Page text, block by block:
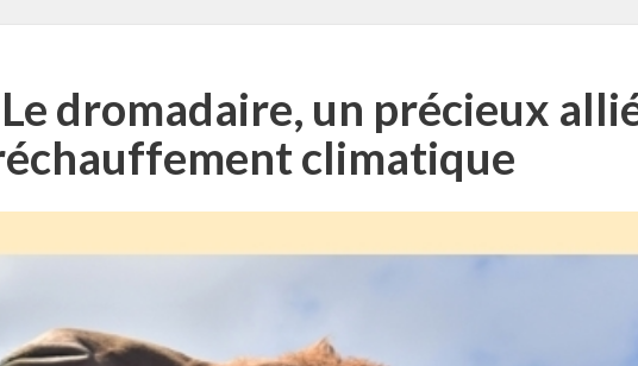
dromadaire, un précieux
climatique